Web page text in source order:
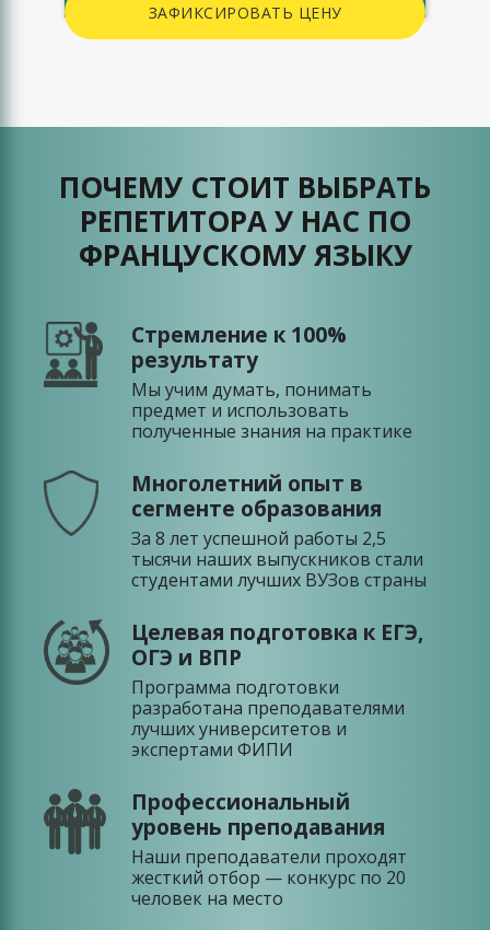
ЗАФИКСИРОВАТЬ ЦЕНУ
ПОЧЕМУ СТОИТ ВЫБРАТЬ
РЕПЕТИТОРА У НАС ПО
ФРАНЦУСКОМУ ЯЗЫКУ
Стремление к 100%
результату
Мы учим думать, понимать
предмет и использовать
полученные знания на практике
Многолетний опыт в
сегменте образования
За 8 лет успешной работы 2,5
тысячи наших выпускников стали
студентами лучших ВУЗов страны
Целевая подготовка к ЕГЭ,
ОГЭ и ВПР
Программа подготовки
разработана преподавателями
лучших университетов и
экспертами ФИПИ
Профессиональный
уровень преподавания
Наши преподаватели проходят
жесткий отбор — конкурс по 20
человек на место